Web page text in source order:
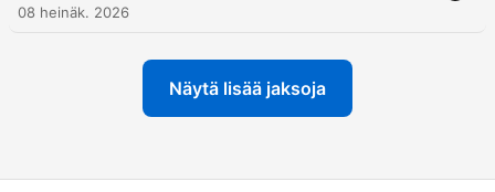
08 heinäk. 2026
Näytä lisää jaksoja